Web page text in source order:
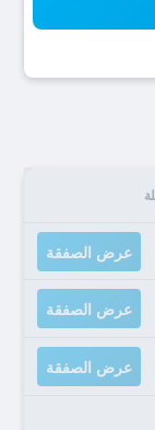
عرض الصفقة
عرض الصفقة
عرض الصفقة